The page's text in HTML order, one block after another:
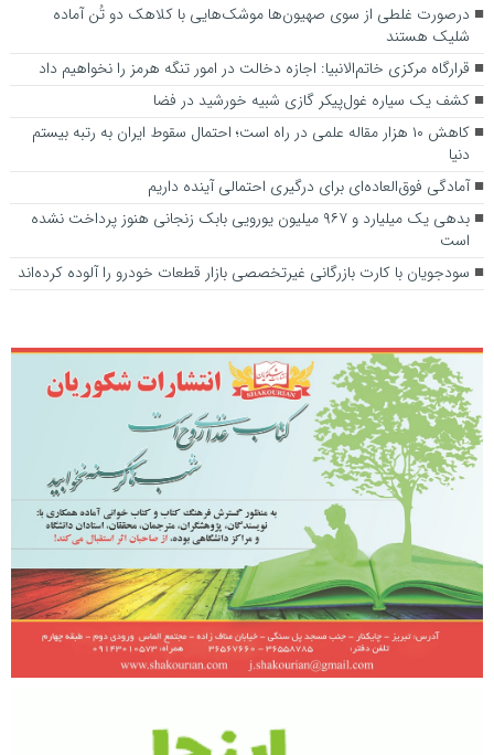
درصورت غلطی از سوی صهیون‌ها موشک‌هایی با کلاهک دو تُن آماده
شلیک هستند
قرارگاه مرکزی خاتم‌الانبیا: اجازه دخالت در امور تنگه هرمز را نخواهیم داد
کشف یک سیاره غول‌پیکر گازی شبیه خورشید در فضا
کاهش ۱۰ هزار مقاله علمی در راه است؛ احتمال سقوط ایران به رتبه بیستم
دنیا
آمادگی فوق‌العاده‌ای برای درگیری احتمالی آینده داریم
بدهی یک میلیارد و ۹۶۷ میلیون یورویی بابک زنجانی هنوز پرداخت نشده
است
سودجویان با کارت‌ بازرگانی غیرتخصصی بازار قطعات خودرو را آلوده کرده‌اند